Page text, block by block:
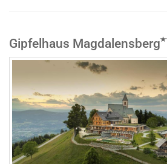
Gipfelhaus Magdalensberg